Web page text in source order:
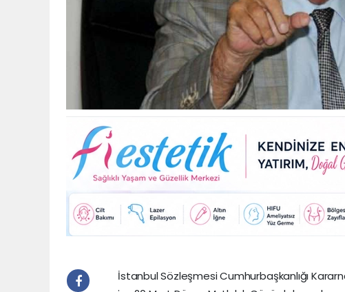
İstanbul Sözleşmesi Cumhurbaşkanlığı